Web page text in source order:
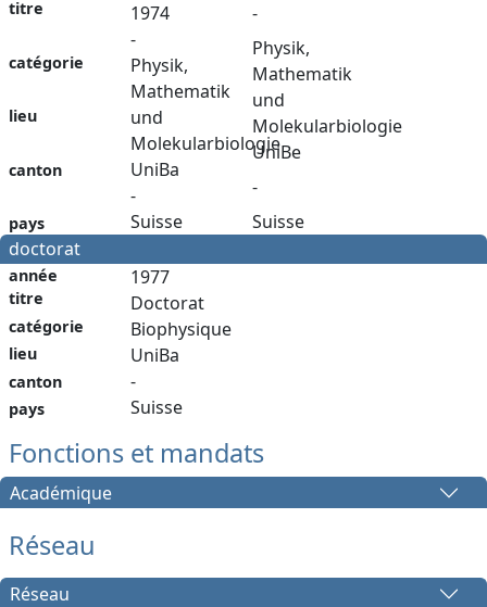
titre
catégorie
lieu
canton
pays
1974
-
Physik,
Mathematik
und
Molekularbiologie
UniBa
-
Suisse
-
Physik,
Mathematik
und
Molekularbiologie
UniBe
-
Suisse
doctorat
année
titre
catégorie
lieu
canton
pays
1977
Doctorat
Biophysique
UniBa
-
Suisse
Fonctions et mandats
Académique
Réseau
Réseau